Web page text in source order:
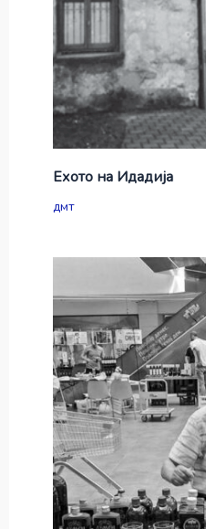
Ехото на Идадија
дмт